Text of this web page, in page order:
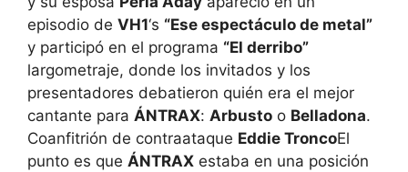
episodio de VH1‘s “Ese espectáculo de metal”
y participó en el programa “El derribo”
largometraje, donde los invitados y los
presentadores debatieron quién era el mejor
cantante para ÁNTRAX: Arbusto o Belladona.
Coanfitrión de contraataque Eddie TroncoEl
punto es que ÁNTRAX estaba en una posición